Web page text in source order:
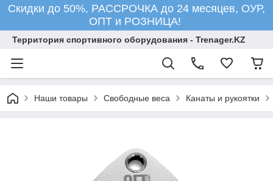
Скидки до 50%, РАССРОЧКА до 24 месяцев, ОУР,
ОПТ и РОЗНИЦА!
Территория спортивного оборудования - Trenager.KZ
Наши товары Свободные веса Канаты и рукоятки